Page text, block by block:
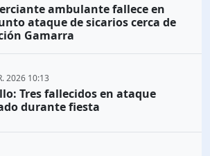
ambulante fallece en
ataque de sicarios cerca de
Gamarra
2026 10:13
Tres fallecidos en ataque
durante fiesta